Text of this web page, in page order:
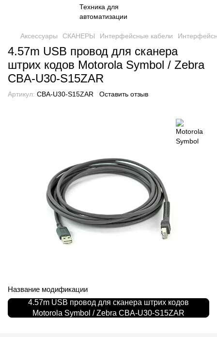
Аксессуары СКАНЕРЫ Интерфейсные кабели
4.57m USB провод для сканера
штрих кодов Motorola Symbol / Zebra
CBA-U30-S15ZAR
Артикул: CBA-U30-S15ZAR Оставить отзыв
Название модификации
4.57m USB провод для сканера штрих кодов
Motorola Symbol / Zebra CBA-U30-S15ZAR